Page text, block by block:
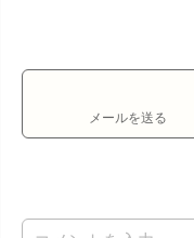
メールを送る